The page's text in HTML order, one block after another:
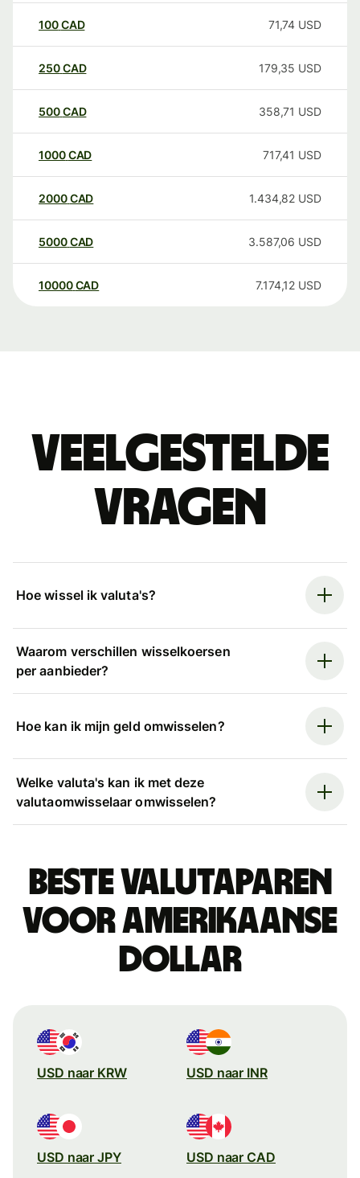
100CAD 71,74 USD
250CAD 179,35 USD
500CAD 358,71 USD
1000CAD 717,41 USD
2000CAD 1.434,82 USD
5000CAD 3.587,06 USD
10000 CAD 7.174,12 USD
Veelgestelde
vragen
Hoe wissel ik valuta's?
Waarom verschillen wisselkoersen
per aanbieder?
Hoe kan ik mijn geld omwisselen?
Welke valuta's kan ik met deze
valutaomwisselaar omwisselen?
Beste valutaparen
voor Amerikaanse
dollar
USD naar KRW USD naar INR
USD naar JPY USD naar CAD